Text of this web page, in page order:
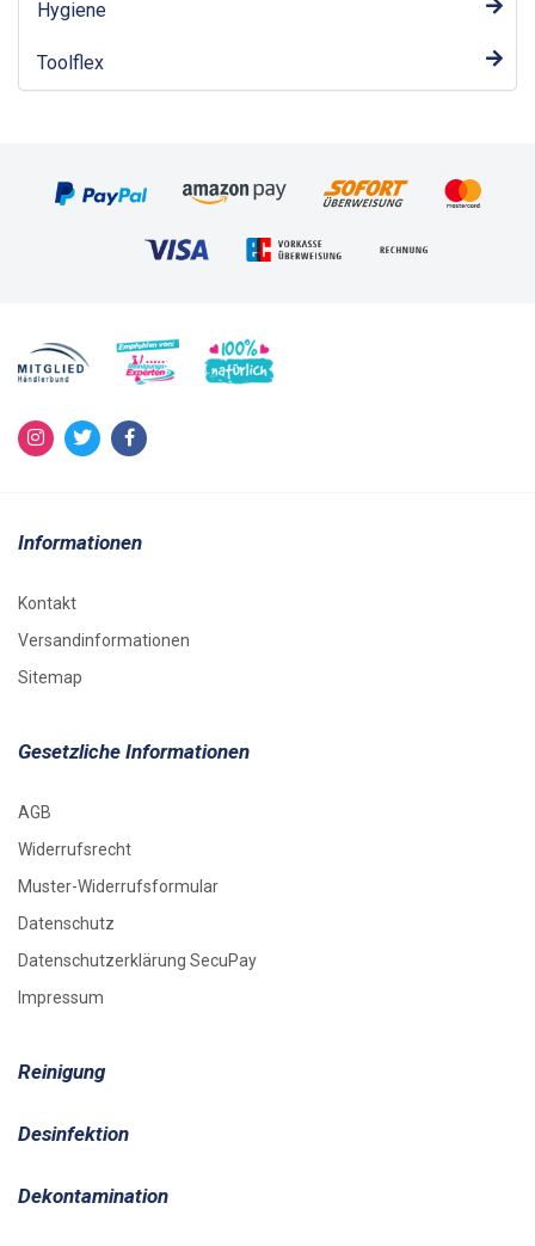
Hygiene
Toolflex
Informationen
Kontakt
Versandinformationen
Sitemap
Gesetzliche Informationen
AGB
Widerrufsrecht
Muster-Widerrufsformular
Datenschutz
Datenschutzerklärung SecuPay
Impressum
Reinigung
Desinfektion
Dekontamination